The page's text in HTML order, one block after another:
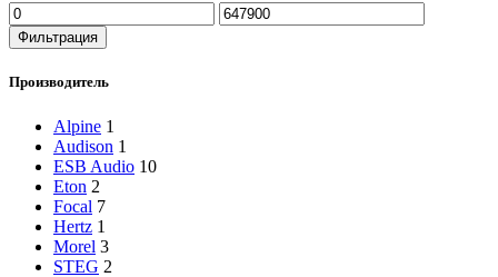
Минимальная
цена
Максимальная
цена
Фильтрация
Производитель
Alpine 1
Audison 1
ESB Audio 10
Eton 2
Focal 7
Hertz 1
Morel 3
STEG 2